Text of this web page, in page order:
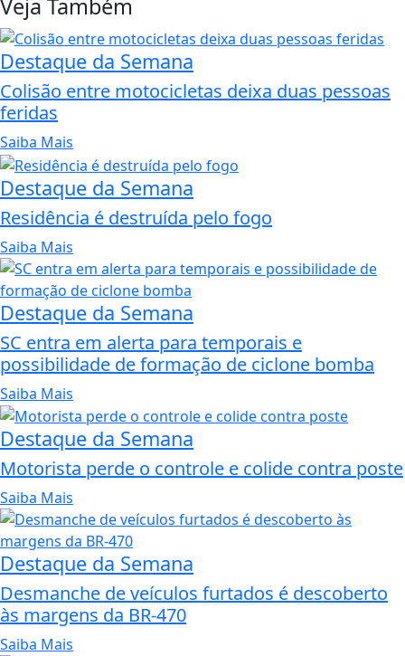
Veja Também
Destaque da Semana
Colisão entre motocicletas deixa duas pessoas
feridas
Saiba Mais
Destaque da Semana
Residência é destruída pelo fogo
Saiba Mais
Destaque da Semana
SC entra em alerta para temporais e
possibilidade de formação de ciclone bomba
Saiba Mais
Destaque da Semana
Motorista perde o controle e colide contra poste
Saiba Mais
Destaque da Semana
Desmanche de veículos furtados é descoberto
às margens da BR-470
Saiba Mais